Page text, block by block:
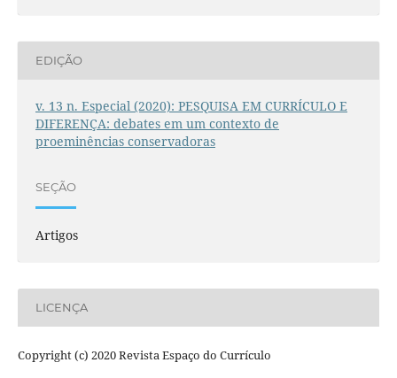
EDIÇÃO
v. 13 n. Especial (2020): PESQUISA EM CURRÍCULO E
DIFERENÇA: debates em um contexto de
proeminências conservadoras
SEÇÃO
Artigos
LICENÇA
Copyright (c) 2020 Revista Espaço do Currículo